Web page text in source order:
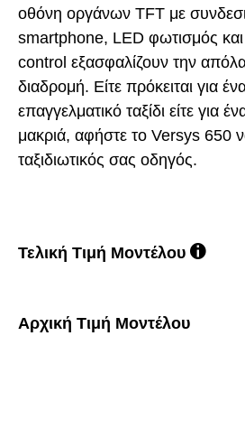
οθόνη οργάνων TFT με
smartphone, LED φωτισμός
control εξασφαλίζουν την
διαδρομή. Είτε πρόκειται για
επαγγελματικό ταξίδι είτε για
μακριά, αφήστε το Versys 650
ταξιδιωτικός σας οδηγός.
Τελική Τιμή Μοντέλου
Αρχική Τιμή Μοντέλου